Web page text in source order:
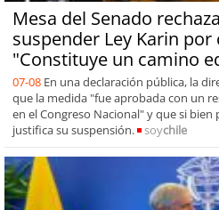
Mesa del Senado
suspender Ley Karin por
"Constituye un camino
07-08 En una declaración pública, la
que la medida "fue aprobada con un
en el Congreso Nacional" y que si
justifica su suspensión.
soychile